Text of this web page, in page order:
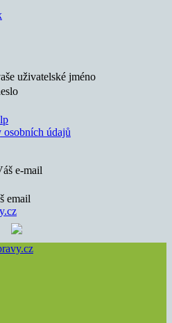
uživatelské jméno
osobních údajů
e-mail
email